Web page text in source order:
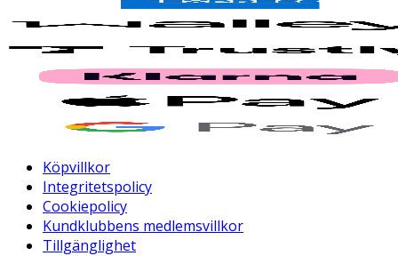
Köpvillkor
Integritetspolicy
Cookiepolicy
Kundklubbens medlemsvillkor
Tillgänglighet